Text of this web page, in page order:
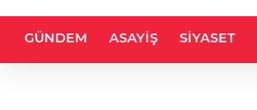
GÜNDEM ASAYİŞ SİYASET